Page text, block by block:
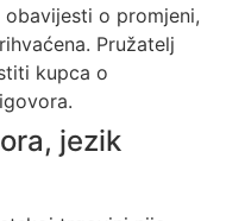
o promjeni,
Pružatelj
kupca o
jezik